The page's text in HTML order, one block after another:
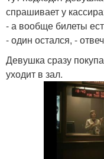
спрашивает у
- а вообще билеты
- один остался, -
Девушка сразу
уходит в зал.